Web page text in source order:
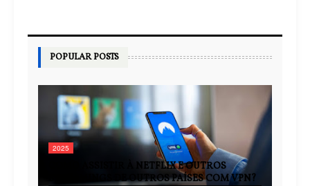
POPULAR POSTS
2025
COMO ASSISTIR À NETFLIX E OUTROS
STREAMINGS DE OUTROS PAÍSES COM VPN?